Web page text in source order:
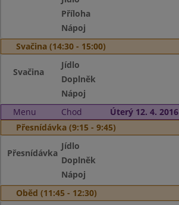
Příloha
Nápoj
Svačina (14:30 - 15:00)
Svačina
Jídlo
Doplněk
Nápoj
Menu
Chod
Úterý 12. 4. 2016
Přesnídávka (9:15 - 9:45)
Přesnídávka
Jídlo
Doplněk
Nápoj
Oběd (11:45 - 12:30)